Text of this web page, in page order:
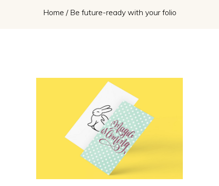
Home / Be future-ready with your folio